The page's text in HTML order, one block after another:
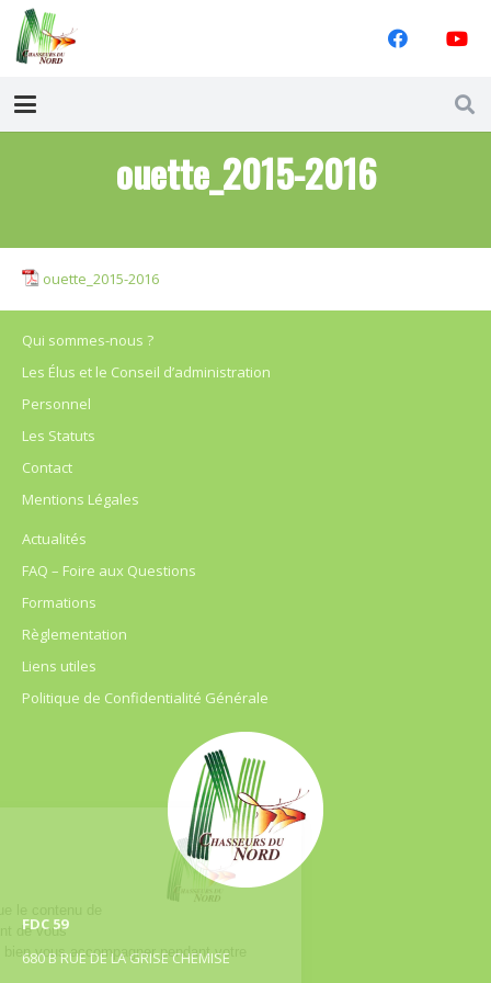
ouette_2015-2016
ouette_2015-2016
Qui sommes-nous ?
Les Élus et le Conseil d’administration
Personnel
Les Statuts
Contact
Mentions Légales
Actualités
FAQ – Foire aux Questions
Formations
Règlementation
Liens utiles
Politique de Confidentialité Générale
FDC 59
680 B RUE DE LA GRISE CHEMISE